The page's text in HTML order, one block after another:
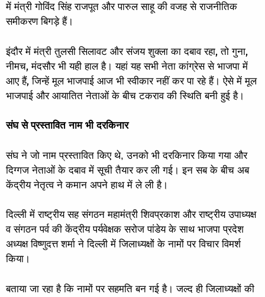
में मंत्री गोविंद सिंह राजपूत और पारुल साहू की वजह से राजनीतिक
समीकरण बिगड़े हैं।
इंदौर में मंत्री तुलसी सिलावट और संजय शुक्ला का दबाव रहा, तो गुना,
नीमच, मंदसौर भी यही हाल है। यहां यह सभी नेता कांग्रेस से भाजपा में
आए हैं, जिन्हें मूल भाजपाई आज भी स्वीकार नहीं कर पा रहे हैं। ऐसे में मूल
भाजपाई और आयातित नेताओं के बीच टकराव की स्थिति बनी हुई है।
संघ से प्रस्तावित नाम भी दरकिनार
संघ ने जो नाम प्रस्तावित किए थे, उनको भी दरकिनार किया गया और
दिग्गज नेताओं के दबाव में सूची तैयार कर ली गई। इन सब के बीच अब
केंद्रीय नेतृत्व ने कमान अपने हाथ में ले ली है।
दिल्ली में राष्ट्रीय सह संगठन महामंत्री शिवप्रकाश और राष्ट्रीय उपाध्यक्ष
व संगठन पर्व की केंद्रीय पर्यवेक्षक सरोज पांडेय के साथ भाजपा प्रदेश
अध्यक्ष विष्णुदत्त शर्मा ने दिल्ली में जिलाध्यक्षों के नामों पर विचार विमर्श
किया।
बताया जा रहा है कि नामों पर सहमति बन गई है। जल्द ही जिलाध्यक्षों की